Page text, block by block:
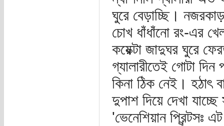
ঘুরে বেড়াচ্ছি।
চোখ ধাঁধাঁনো রং-এর
কয়েক্টা জাদুঘর ঘুরে
গ্যালারীতেই গোটা
কিনা ঠিক নেই। হঠাৎ
দুপাশ দিয়ে দেখা
'ভেনেশিয়ান প্রিন্টসঃ